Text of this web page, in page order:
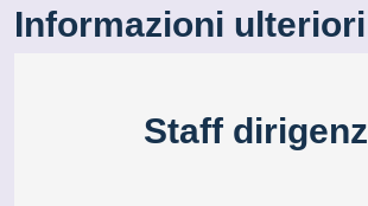
Informazioni ulteriori
Staff